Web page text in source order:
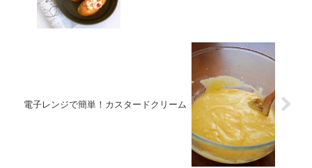
電子レンジで簡単！カスタードクリーム